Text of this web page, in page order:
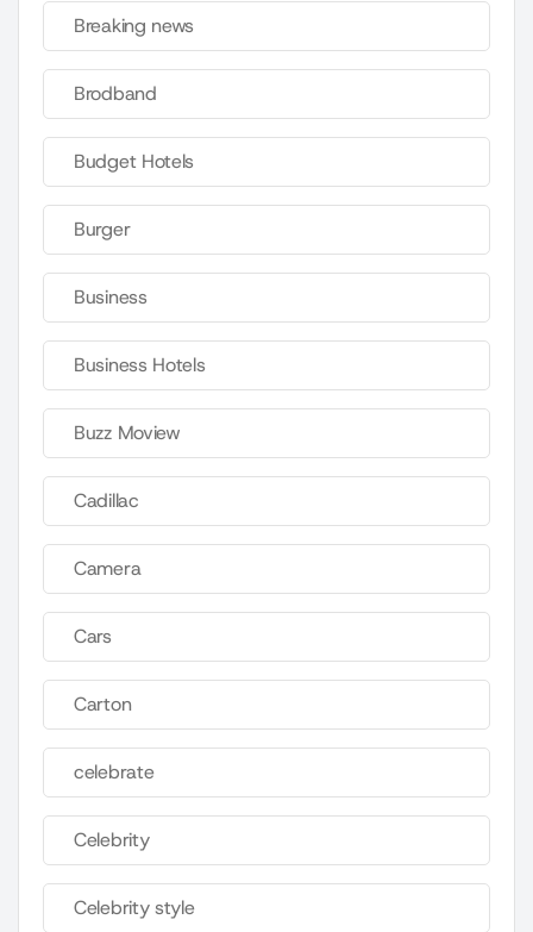
Breaking news
Brodband
Budget Hotels
Burger
Business
Business Hotels
Buzz Moview
Cadillac
Camera
Cars
Carton
celebrate
Celebrity
Celebrity style